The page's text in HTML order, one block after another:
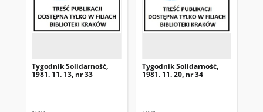
Tygodnik Solidarność,
1981. 11. 13, nr 33
Tygodnik Solidarność,
1981. 11. 20, nr 34